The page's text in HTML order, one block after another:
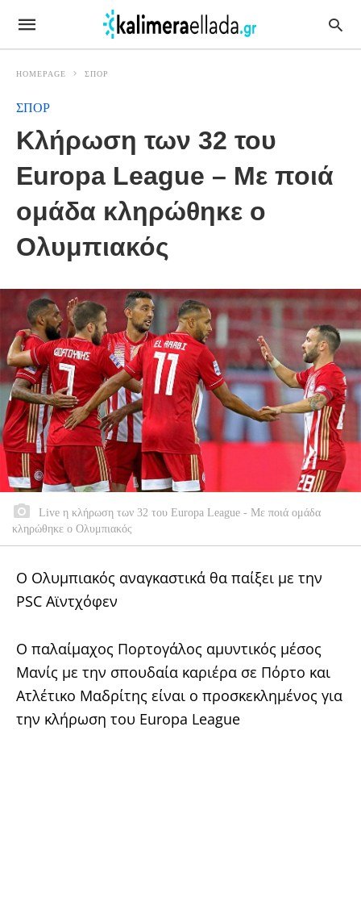
HOMEPAGE ΣΠΟΡ
ΣΠΟΡ
Κλήρωση των 32 του
Europa League – Με ποιά
ομάδα κληρώθηκε ο
Ολυμπιακός
Live η κλήρωση των 32 του Europa League - Με ποιά ομάδα
κληρώθηκε ο Ολυμπιακός
Ο Ολυμπιακός αναγκαστικά θα παίξει με την
PSC Αϊντχόφεν
Ο παλαίμαχος Πορτογάλος αμυντικός μέσος
Μανίς με την σπουδαία καριέρα σε Πόρτο και
Ατλέτικο Μαδρίτης είναι ο προσκεκλημένος για
την κλήρωση του Europa League